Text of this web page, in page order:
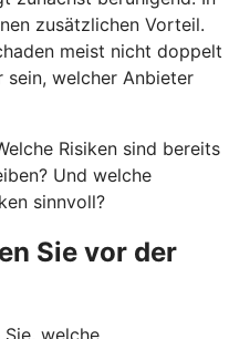
zusätzlichen Vorteil.
meist nicht doppelt
sein, welcher Anbieter
Risiken sind bereits
Und welche
sinnvoll?
Sie vor der
welche